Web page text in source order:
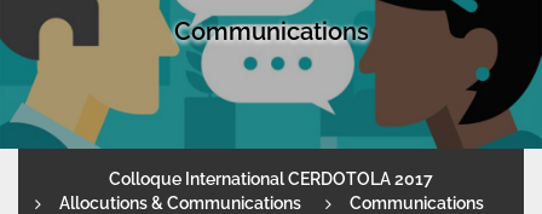
Communications
Colloque International CERDOTOLA 2017
Allocutions & Communications
Communications